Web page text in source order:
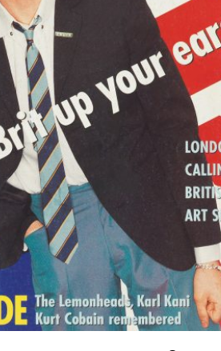
favorite ?
No Colour” de mai 1992 : un portrait
indienne et tenant deux enfants,
Cette couverture résume à
tolérance et de diversité de
dire que c’est aussi un des
Le numéro se concentre sur la
Europe :The Face, comme son
pro-Europe : cette histoire de Brexit
aujourd’hui.
causé la fin du
2004 ?